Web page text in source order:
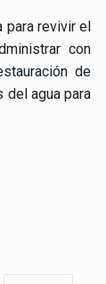
para revivir el
con
de
agua para